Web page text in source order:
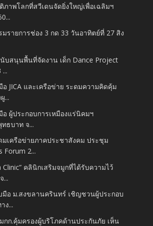
ภาพโลกที่สวีเดนจัดยิ่งใหญ่เพื่อเฉลิมฯ
มรายการช่อง 3 กด 33 วันอาทิตย์ที่ 27 สิง
บสนุนพื้นที่จัดงาน เด็ก Dance Project
...
อ JICA และเครือข่าย ระดมความคิดคุ้ม
...
อ ผู้ประกอบการเหมืองแร่นิคมฯ
ธบาท จ...
มเครือข่ายภาคประชาสังคม ประชุม
Forum 2...
Clinic” คลินิกเสริมจมูกที่ได้รับความไว้
...
มือ ม.สงขลานครินทร์ เชิญชวนผู้ประกอบ
ง...
กก.คุ้มครองผู้บริโภคด้านประกันภัย เห็น